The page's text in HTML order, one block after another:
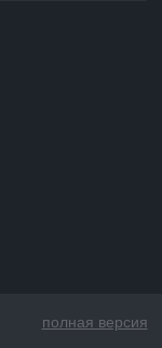
полная версия